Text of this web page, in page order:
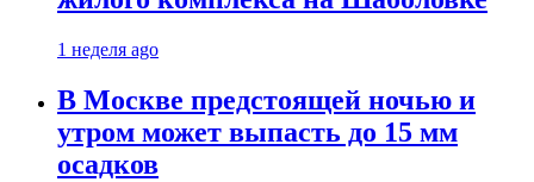
1 неделя ago
В Москве предстоящей ночью и
утром может выпасть до 15 мм
осадков